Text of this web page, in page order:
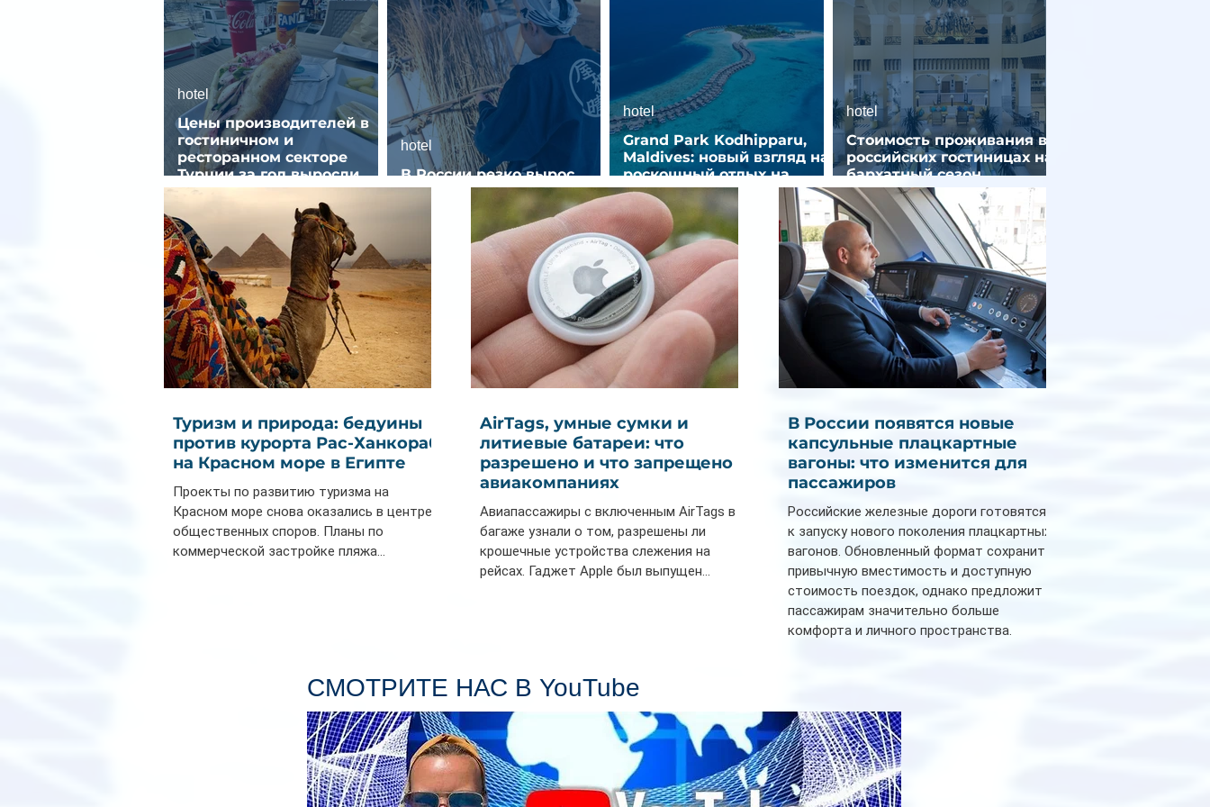
Цены производителей в
гостиничном и
ресторанном секторе
Турции за год выросли
почти на 32%
hotel
В России резко вырос
спрос на отели без звезд
hotel
Grand Park Kodhipparu,
Maldives: новый взгляд на
роскошный отдых на
Мальдивах
hotel
Стоимость проживания в
российских гостиницах на
бархатный сезон
снизилась на 9%
hotel
Туризм и природа: бедуины
против курорта Рас-Ханкораб
на Красном море в Египте
Проекты по развитию туризма на
Красном море снова оказались в центре
общественных споров. Планы по
коммерческой застройке пляжа...
AirTags, умные сумки и
литиевые батареи: что
разрешено и что запрещено в
авиакомпаниях
Авиапассажиры с включенным AirTags в
багаже узнали о том, разрешены ли
крошечные устройства слежения на
рейсах. Гаджет Apple был выпущен...
В России появятся новые
капсульные плацкартные
вагоны: что изменится для
пассажиров
Российские железные дороги готовятся
к запуску нового поколения плацкартных
вагонов. Обновленный формат сохранит
привычную вместимость и доступную
стоимость поездок, однако предложит
пассажирам значительно больше
комфорта и личного пространства.
индивидуальные шторки у каждого
спального места. Они позволят
пассажирам закрыть свою полку во
время сна или отдыха, создав ощуще
СМОТРИТЕ НАС В YouTube